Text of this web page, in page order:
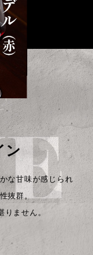
ン
な甘味が感じられ
抜群。
ません。